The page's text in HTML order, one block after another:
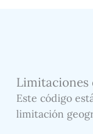
Limitaciones
Este código
limitación